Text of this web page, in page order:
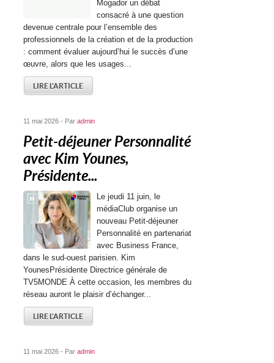
Mogador un débat
consacré à une question
devenue centrale pour l’ensemble des
professionnels de la création et de la production
: comment évaluer aujourd’hui le succès d’une
œuvre, alors que les usages...
LIRE L'ARTICLE
11 mai 2026 - Paradmin
Petit-déjeuner Personnalité
avec Kim Younes,
Présidente...
Le jeudi 11 juin, le
médiaClub organise un
nouveau Petit-déjeuner
Personnalité en partenariat
avec Business France,
dans le sud-ouest parisien. Kim
YounesPrésidente Directrice générale de
TV5MONDE À cette occasion, les membres du
réseau auront le plaisir d’échanger...
LIRE L'ARTICLE
11 mai 2026 - Paradmin